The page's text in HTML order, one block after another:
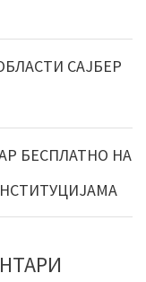
САЈБЕР
БЕСПЛАТНО НА